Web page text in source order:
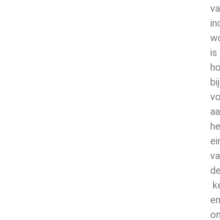
is
bij
en